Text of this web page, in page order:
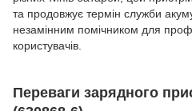
та продовжує термін служби
незамінним помічником для
користувачів.
Переваги зарядного